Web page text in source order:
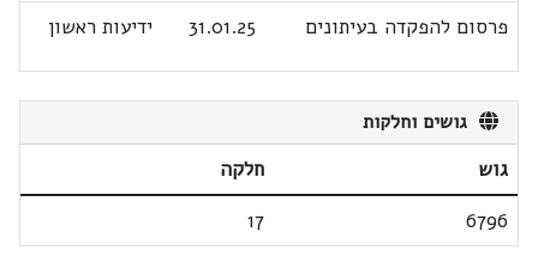
פרסום להפקדה בעיתונים
31.01.25 ידיעות ראשון
גושים וחלקות
גוש
חלקה
6796
17